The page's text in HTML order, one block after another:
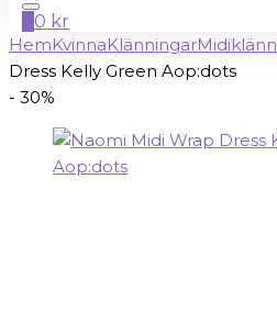
0 kr
HemKvinnaKlänningar
Dress Kelly Green Aop:dots
- 30%